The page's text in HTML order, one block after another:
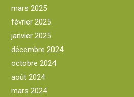
mars 2025
février 2025
janvier 2025
décembre 2024
octobre 2024
août 2024
mars 2024